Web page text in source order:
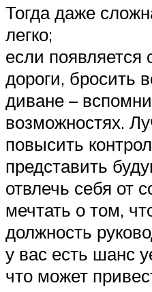
Тогда даже
легко;
если появляется
дороги, бросить
диване –
возможностях.
повысить
представить
отвлечь себя от
мечтать о том,
должность
у вас есть шанс
что может